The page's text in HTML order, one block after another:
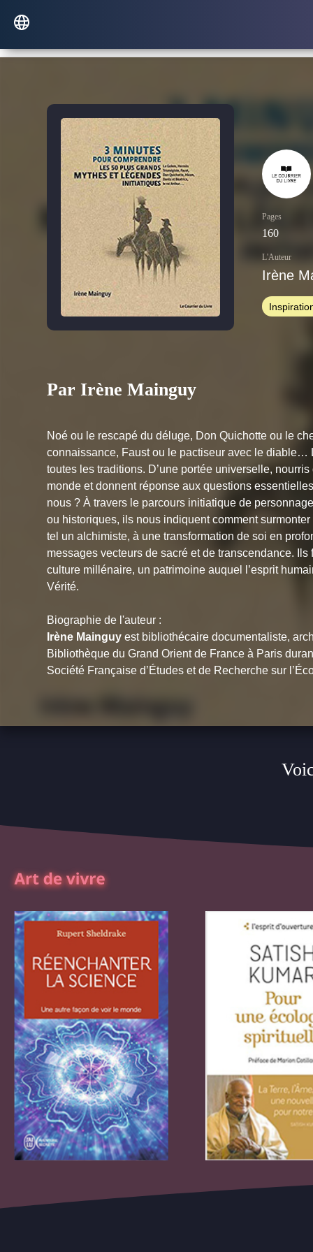
Pages
160
L'Auteur
Irène
Par Irène Mainguy
Noé ou le rescapé du déluge, Don Quichotte ou le
connaissance, Faust ou le pactiseur avec le diable…
toutes les traditions. D’une portée universelle,
monde et donnent réponse aux questions
nous ? À travers le parcours initiatique de
ou historiques, ils nous indiquent comment
tel un alchimiste, à une transformation de soi en
messages vecteurs de sacré et de transcendance.
culture millénaire, un patrimoine auquel l’esprit
Vérité.
Biographie de l'auteur :
Irène Mainguy est bibliothécaire documentaliste,
Bibliothèque du Grand Orient de France à Paris
Société Française d’Études et de Recherche sur